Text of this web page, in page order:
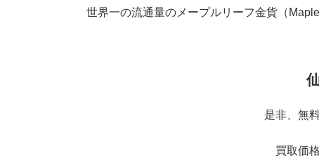
世界一の流通量のメープルリーフ金貨（
是非、無
買取価